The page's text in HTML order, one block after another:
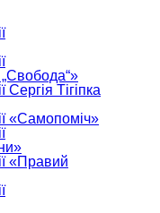
Тігіпка
«Самопоміч»
«Правий